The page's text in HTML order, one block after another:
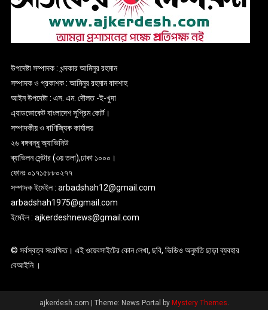
উপদেষ্টা সম্পাদক : খন্দকার আমিনুর রহমান
সম্পাদক ও প্রকাশক : আমিনুর রহমান বাদশাহ
আইন উপদেষ্টা : এস. এম. দৌলত -ই-খুদা
এ্যাডভোকেট বাংলাদেশ সুপ্রিম কোর্ট।
সম্পাদকীয় ও বাণিজ্যিক কার্যালয়
২৬ বঙ্গবন্ধু অ্যাভিনিউ
ব্যাভিলন সেন্টার (৩য় তলা),ঢাকা ১০০০।
ফোনঃ ০১৭১৫৮৮০২৭৭
সম্পাদক ইমেইল : arbadshah12@gmail.com
arbadshah1975@gmail.com
ইমেইল : ajkerdeshnews@gmail.com
© সর্বস্বত্ব সংরক্ষিত। এই ওয়েবসাইটের কোন লেখা, ছবি, ভিডিও অনুমতি ছাড়া ব্যবহার
বেআইনি ।
ajkerdesh.com Theme: News Portal by Mystery Themes.